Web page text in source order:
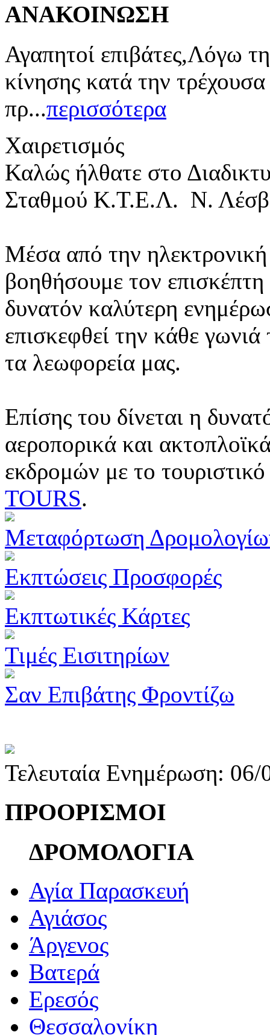
ΑΝΑΚΟΙΝΩΣΗ
Αγαπητοί επιβάτες,Λόγω
κίνησης κατά την
πρ...περισσότερα
Χαιρετισμός
Καλώς ήλθατε στο
Σταθμού Κ.Τ.Ε.Λ. Ν.
Μέσα από την ηλεκτρονική
βοηθήσουμε τον
δυνατόν καλύτερη
επισκεφθεί την κάθε
τα λεωφορεία μας.
Επίσης του δίνεται η
αεροπορικά και
εκδρομών με το
TOURS.
Μεταφόρτωση
Εκπτώσεις Προσφορές
Εκπτωτικές Κάρτες
Τιμές Εισιτηρίων
Σαν Επιβάτης Φροντίζω
Τελευταία Ενημέρωση:
ΠΡΟΟΡΙΣΜΟΙ
ΔΡΟΜΟΛΟΓΙΑ
Αγία Παρασκευή
Αγιάσος
Άργενος
Βατερά
Ερεσός
Θεσσαλονίκη